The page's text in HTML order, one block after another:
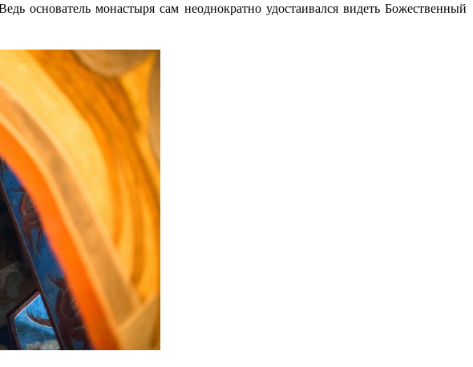
основатель монастыря сам неоднократно удостаивался видеть Божественный